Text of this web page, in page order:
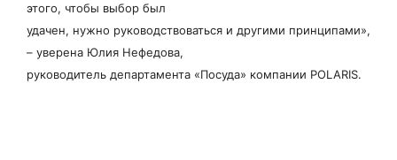
этого, чтобы выбор был
удачен, нужно руководствоваться и другими принципами»,
– уверена Юлия Нефедова,
руководитель департамента «Посуда» компании POLARIS.